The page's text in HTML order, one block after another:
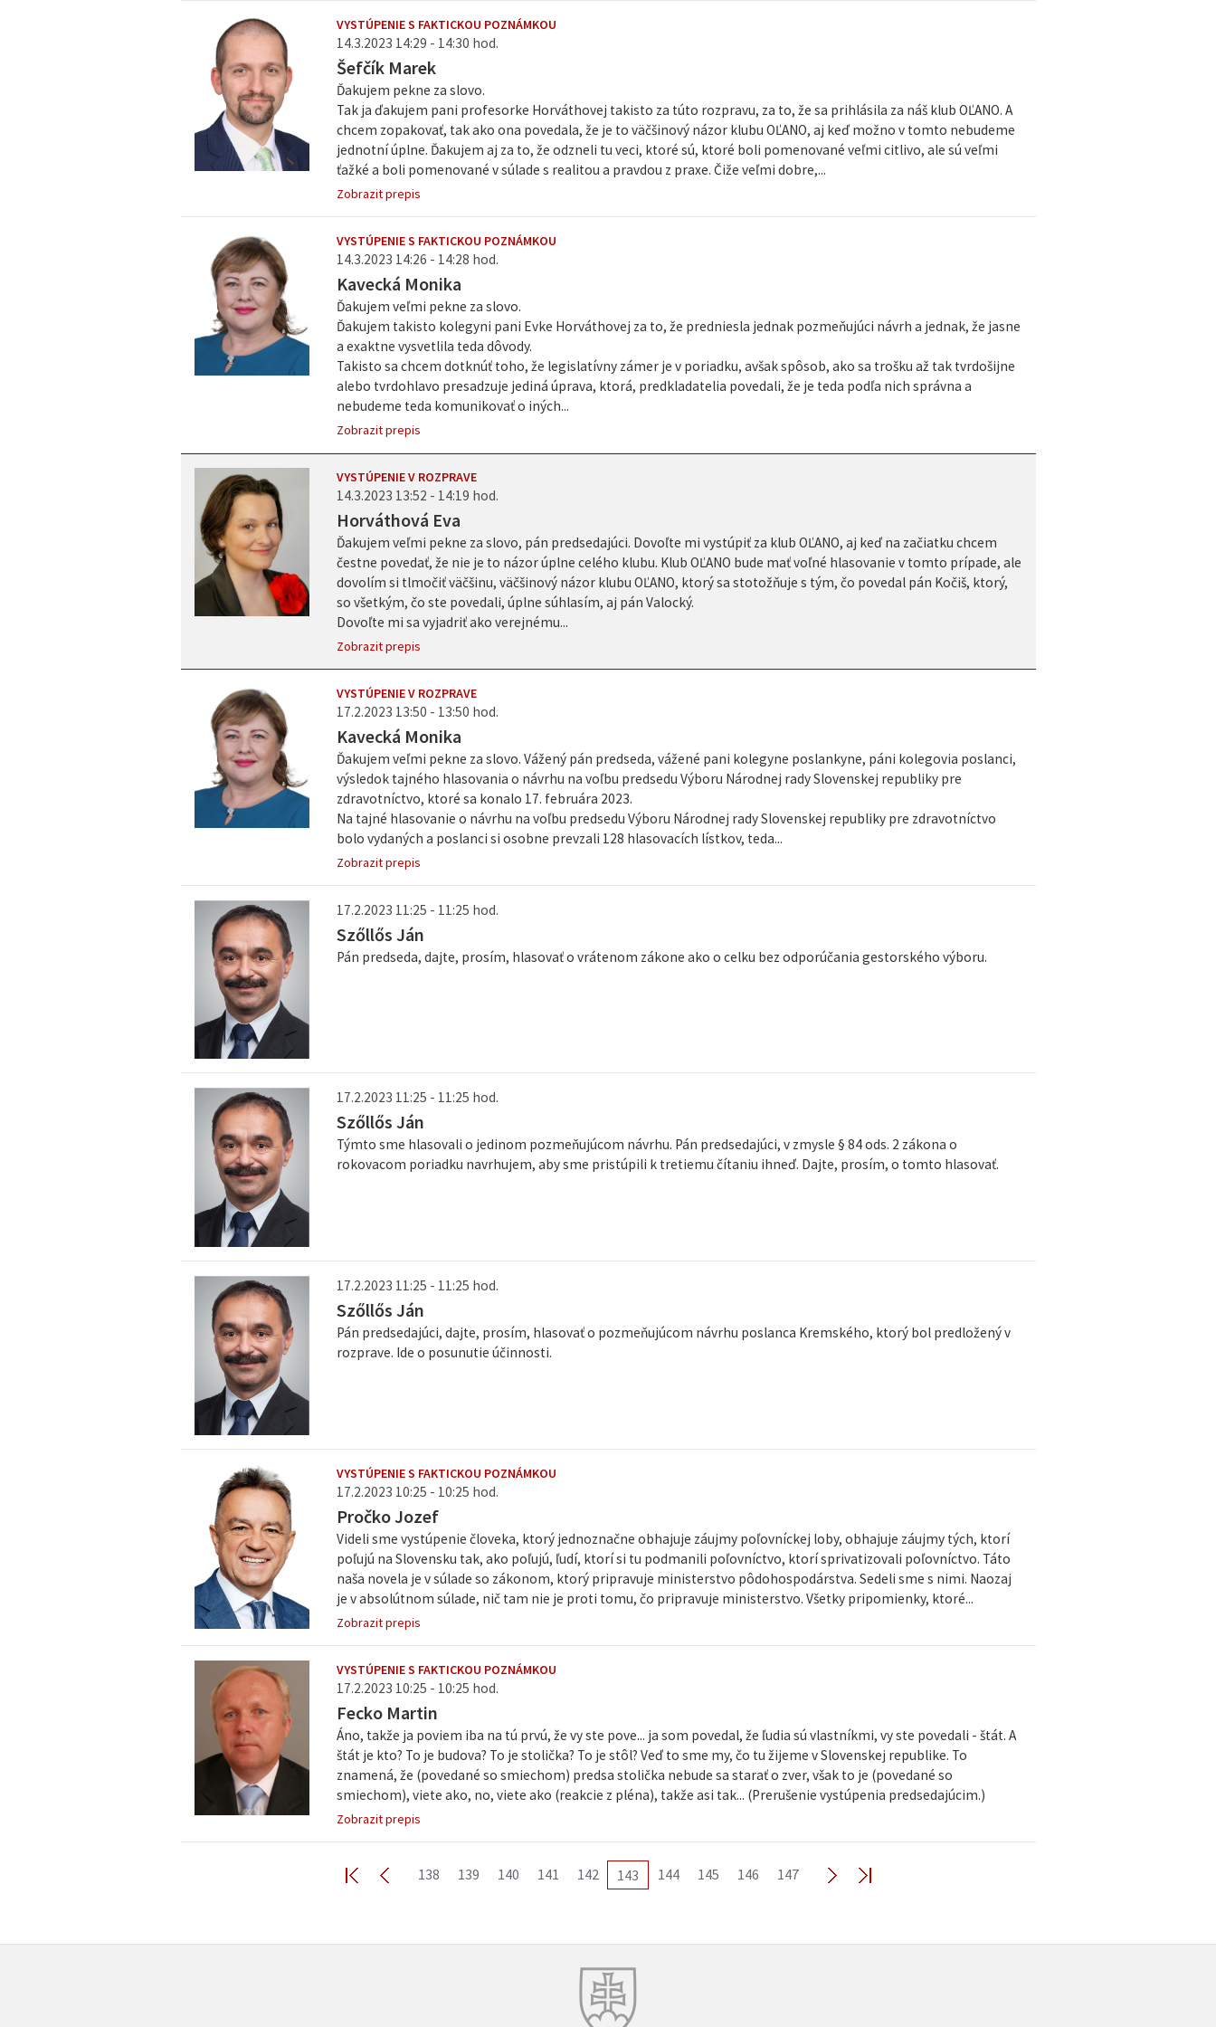
VYSTÚPENIE S FAKTICKOU POZNÁMKOU
14.3.2023 14:29 - 14:30 hod.
Šefčík Marek
Ďakujem pekne za slovo.
Tak ja ďakujem pani profesorke Horváthovej takisto za túto rozpravu, za to, že sa prihlásila za náš klub OĽANO. A
chcem zopakovať, tak ako ona povedala, že je to väčšinový názor klubu OĽANO, aj keď možno v tomto nebudeme
jednotní úplne. Ďakujem aj za to, že odzneli tu veci, ktoré sú, ktoré boli pomenované veľmi citlivo, ale sú veľmi
ťažké a boli pomenované v súlade s realitou a pravdou z praxe. Čiže veľmi dobre,...
Zobrazit prepis
VYSTÚPENIE S FAKTICKOU POZNÁMKOU
14.3.2023 14:26 - 14:28 hod.
Kavecká Monika
Ďakujem veľmi pekne za slovo.
Ďakujem takisto kolegyni pani Evke Horváthovej za to, že predniesla jednak pozmeňujúci návrh a jednak, že jasne
a exaktne vysvetlila teda dôvody.
Takisto sa chcem dotknúť toho, že legislatívny zámer je v poriadku, avšak spôsob, ako sa trošku až tak tvrdošijne
alebo tvrdohlavo presadzuje jediná úprava, ktorá, predkladatelia povedali, že je teda podľa nich správna a
nebudeme teda komunikovať o iných...
Zobrazit prepis
VYSTÚPENIE V ROZPRAVE
14.3.2023 13:52 - 14:19 hod.
Horváthová Eva
Ďakujem veľmi pekne za slovo, pán predsedajúci. Dovoľte mi vystúpiť za klub OĽANO, aj keď na začiatku chcem
čestne povedať, že nie je to názor úplne celého klubu. Klub OĽANO bude mať voľné hlasovanie v tomto prípade, ale
dovolím si tlmočiť väčšinu, väčšinový názor klubu OĽANO, ktorý sa stotožňuje s tým, čo povedal pán Kočiš, ktorý,
so všetkým, čo ste povedali, úplne súhlasím, aj pán Valocký.
Dovoľte mi sa vyjadriť ako verejnému...
Zobrazit prepis
VYSTÚPENIE V ROZPRAVE
17.2.2023 13:50 - 13:50 hod.
Kavecká Monika
Ďakujem veľmi pekne za slovo. Vážený pán predseda, vážené pani kolegyne poslankyne, páni kolegovia poslanci,
výsledok tajného hlasovania o návrhu na voľbu predsedu Výboru Národnej rady Slovenskej republiky pre
zdravotníctvo, ktoré sa konalo 17. februára 2023.
Na tajné hlasovanie o návrhu na voľbu predsedu Výboru Národnej rady Slovenskej republiky pre zdravotníctvo
bolo vydaných a poslanci si osobne prevzali 128 hlasovacích lístkov, teda...
Zobrazit prepis
17.2.2023 11:25 - 11:25 hod.
Szőllős Ján
Pán predseda, dajte, prosím, hlasovať o vrátenom zákone ako o celku bez odporúčania gestorského výboru.
17.2.2023 11:25 - 11:25 hod.
Szőllős Ján
Týmto sme hlasovali o jedinom pozmeňujúcom návrhu. Pán predsedajúci, v zmysle § 84 ods. 2 zákona o
rokovacom poriadku navrhujem, aby sme pristúpili k tretiemu čítaniu ihneď. Dajte, prosím, o tomto hlasovať.
17.2.2023 11:25 - 11:25 hod.
Szőllős Ján
Pán predsedajúci, dajte, prosím, hlasovať o pozmeňujúcom návrhu poslanca Kremského, ktorý bol predložený v
rozprave. Ide o posunutie účinnosti.
VYSTÚPENIE S FAKTICKOU POZNÁMKOU
17.2.2023 10:25 - 10:25 hod.
Pročko Jozef
Videli sme vystúpenie človeka, ktorý jednoznačne obhajuje záujmy poľovníckej loby, obhajuje záujmy tých, ktorí
poľujú na Slovensku tak, ako poľujú, ľudí, ktorí si tu podmanili poľovníctvo, ktorí sprivatizovali poľovníctvo. Táto
naša novela je v súlade so zákonom, ktorý pripravuje ministerstvo pôdohospodárstva. Sedeli sme s nimi. Naozaj
je v absolútnom súlade, nič tam nie je proti tomu, čo pripravuje ministerstvo. Všetky pripomienky, ktoré...
Zobrazit prepis
VYSTÚPENIE S FAKTICKOU POZNÁMKOU
17.2.2023 10:25 - 10:25 hod.
Fecko Martin
Áno, takže ja poviem iba na tú prvú, že vy ste pove... ja som povedal, že ľudia sú vlastníkmi, vy ste povedali - štát. A
štát je kto? To je budova? To je stolička? To je stôl? Veď to sme my, čo tu žijeme v Slovenskej republike. To
znamená, že (povedané so smiechom) predsa stolička nebude sa starať o zver, však to je (povedané so
smiechom), viete ako, no, viete ako (reakcie z pléna), takže asi tak... (Prerušenie vystúpenia predsedajúcim.)
Zobrazit prepis
138 139 140 141 142 143 144 145 146 147